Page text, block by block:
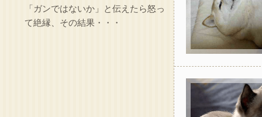
「ガンではないか」と伝えたら怒っ
て絶縁、その結果・・・